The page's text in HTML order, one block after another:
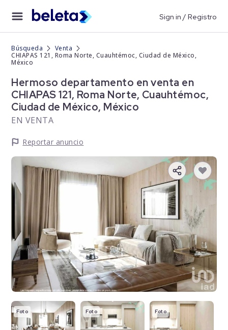
Sign in / Registro
Búsqueda
Venta
CHIAPAS 121, Roma Norte, Cuauhtémoc, Ciudad de México,
México
Hermoso departamento en venta en
CHIAPAS 121, Roma Norte, Cuauhtémoc,
Ciudad de México, México
EN VENTA
Reportar anuncio
Foto Foto Foto